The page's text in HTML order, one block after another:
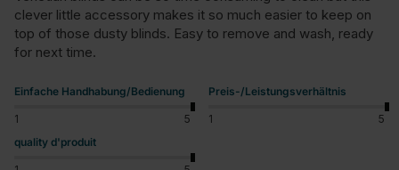
clever little accessory makes it so much easier to keep on
top of those dusty blinds. Easy to remove and wash, ready
for next time.
Einfache Handhabung/Bedienung
1 5
Preis-/Leistungsverhältnis
1
5
quality d'produit